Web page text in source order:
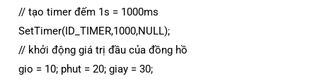
// tạo timer đếm 1s = 1000ms
SetTimer(ID_TIMER,1000,NULL);
// khởi động giá trị đầu của đồng hồ
gio = 10; phut = 20; giay = 30;